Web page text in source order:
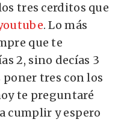
tres cerditos que
. Lo más
que te
2, sino decías 3
tres con los
te preguntaré
cumplir y espero